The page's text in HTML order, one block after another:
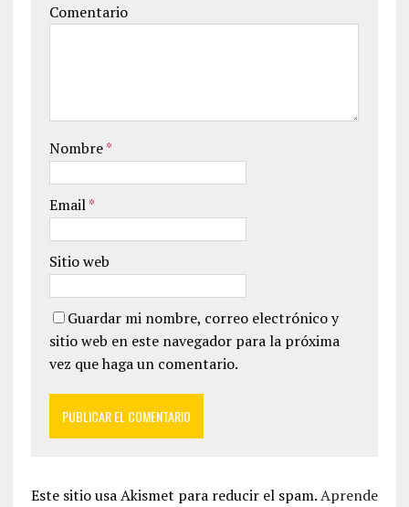
Comentario
Nombre*
Email*
Sitio web
Guardar mi nombre, correo electrónico y
sitio web en este navegador para la próxima
vez que haga un comentario.
Este sitio usa Akismet para reducir el spam.Aprende